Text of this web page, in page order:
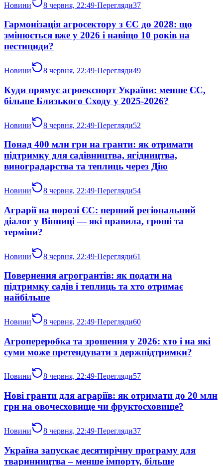
Новини 8 червня, 22:49·Перегляди37
Гармонізація агросектору з ЄС до 2028: що
змінюється вже у 2026 і навіщо 10 років на
пестициди?
Новини 8 червня, 22:49·Перегляди49
Куди прямує агроекспорт України: менше ЄС,
більше Близького Сходу у 2025-2026?
Новини 8 червня, 22:49·Перегляди52
Понад 400 млн грн на гранти: як отримати
підтримку для садівництва, ягідництва,
виноградарства та теплиць через Дію
Новини 8 червня, 22:49·Перегляди54
Аграрії на порозі ЄС: перший регіональний
діалог у Вінниці — які правила, гроші та
терміни?
Новини 8 червня, 22:49·Перегляди61
Повернення агрогрантів: як подати на
підтримку садів і теплиць та хто отримає
найбільше
Новини 8 червня, 22:49·Перегляди60
Агропереробка та зрошення у 2026: хто і на які
суми може претендувати з держпідтримки?
Новини 8 червня, 22:49·Перегляди57
Нові гранти для аграріїв: як отримати до 20 млн
грн на овочесховище чи фруктосховище?
Новини 8 червня, 22:49·Перегляди37
Україна запускає десятирічну програму для
тваринництва – менше імпорту, більше